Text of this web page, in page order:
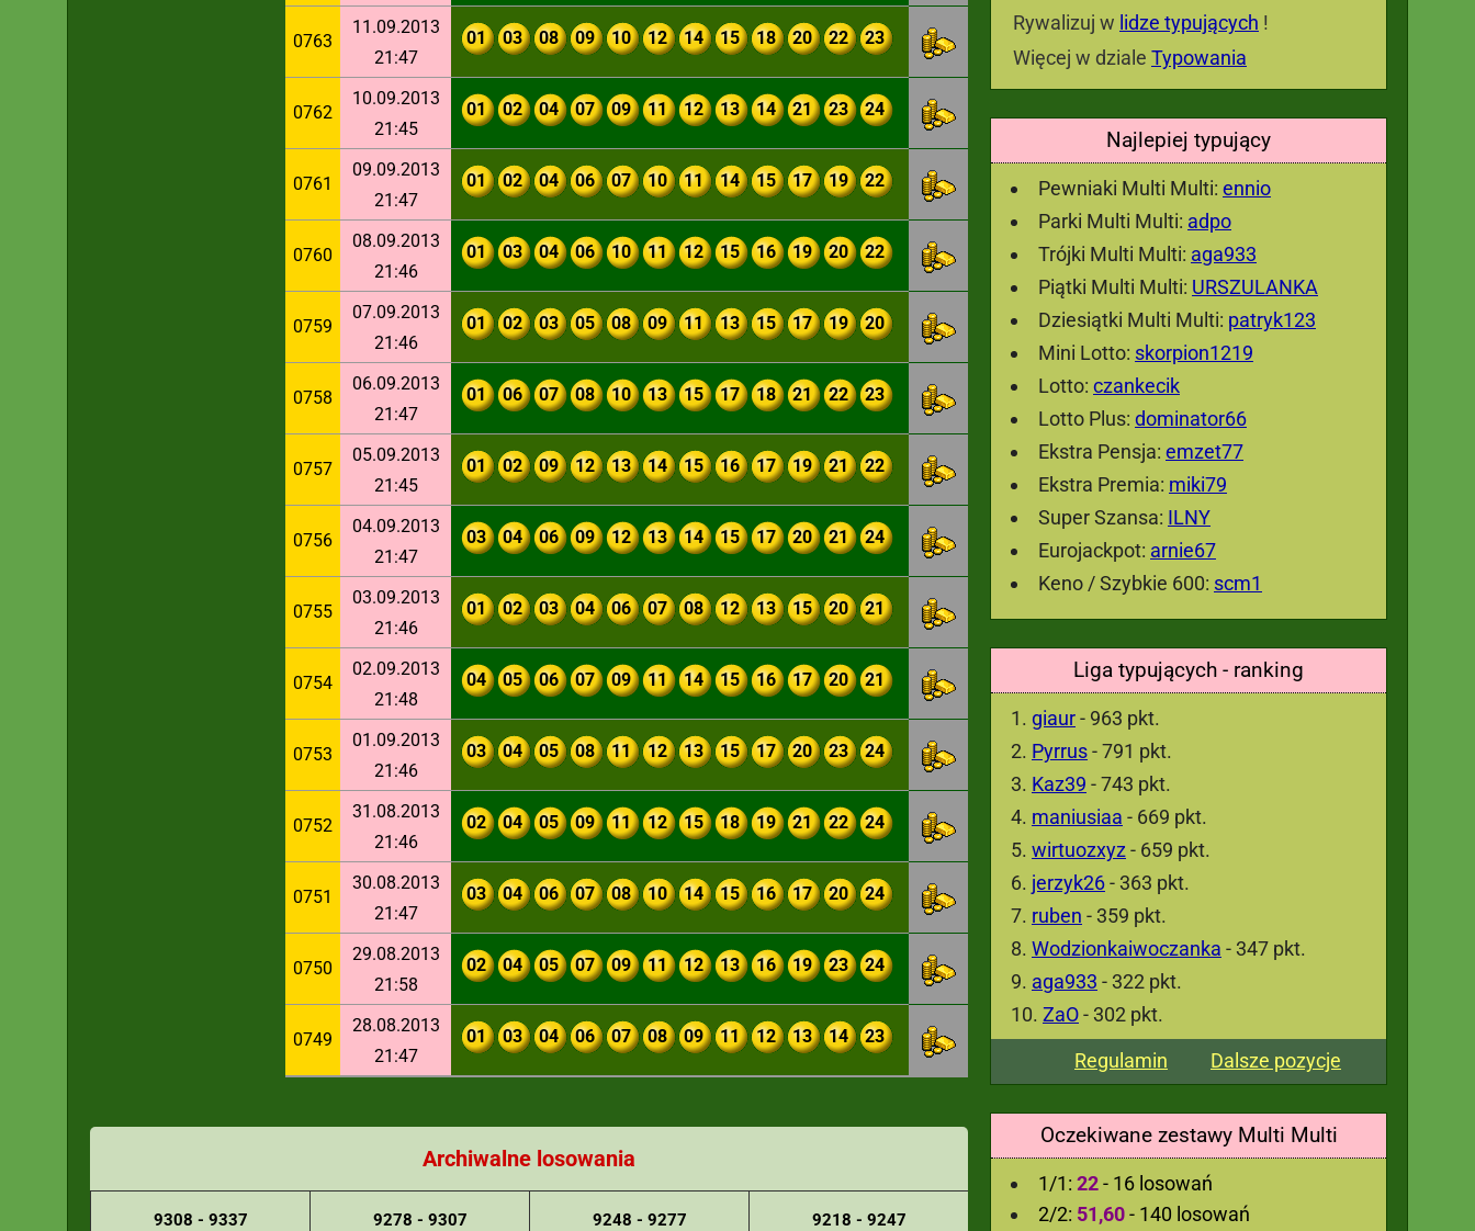
Rywalizuj w lidze typujących !
Więcej w dziale Typowania
Najlepiej typujący
Pewniaki Multi Multi: ennio
Parki Multi Multi: adpo
Trójki Multi Multi: aga933
Piątki Multi Multi: URSZULANKA
Dziesiątki Multi Multi: patryk123
Mini Lotto: skorpion1219
Lotto: czankecik
Lotto Plus: dominator66
Ekstra Pensja: emzet77
Ekstra Premia: miki79
Super Szansa: ILNY
Eurojackpot: arnie67
Keno / Szybkie 600: scm1
Liga typujących - ranking
giaur- 963 pkt.
Pyrrus- 791 pkt.
Kaz39 - 743 pkt.
maniusiaa - 669 pkt.
wirtuozxyz - 659 pkt.
jerzyk26- 363 pkt.
ruben - 359 pkt.
Wodzionkaiwoczanka - 347 pkt.
aga933 - 322 pkt.
ZaO- 302 pkt.
Regulamin
Dalsze pozycje
Oczekiwane zestawy Multi Multi
1/1: 22- 16 losowań
2/2: 51,60- 140 losowań
0763
11.09.2013
21:47
01 03 08 09 10 12 14 15 18 20 22 23
0762
10.09.2013
21:45
01 02 04 07 09 11 12 13 14 21 23 24
0761
09.09.2013
21:47
01 02 04 06 07 10 11 14 15 17 19 22
0760
08.09.2013
21:46
01 03 04 06 10 11 12 15 16 19 20 22
0759
07.09.2013
21:46
01 02 03 05 08 09 11 13 15 17 19 20
0758
06.09.2013
21:47
01 06 07 08 10 13 15 17 18 21 22 23
0757
05.09.2013
21:45
01 02 09 12 13 14 15 16 17 19 21 22
0756
04.09.2013
21:47
03 04 06 09 12 13 14 15 17 20 21 24
0755
03.09.2013
21:46
01 02 03 04 06 07 08 12 13 15 20 21
0754
02.09.2013
21:48
04 05 06 07 09 11 14 15 16 17 20 21
0753
01.09.2013
21:46
03 04 05 08 11 12 13 15 17 20 23 24
0752
31.08.2013
21:46
02 04 05 09 11 12 15 18 19 21 22 24
0751
30.08.2013
21:47
03 04 06 07 08 10 14 15 16 17 20 24
0750
29.08.2013
21:58
02 04 05 07 09 11 12 13 16 19 23 24
0749
28.08.2013
21:47
01 03 04 06 07 08 09 11 12 13 14 23
Archiwalne losowania
9308 - 9337 9278 - 9307 9248 - 9277 9218 - 9247